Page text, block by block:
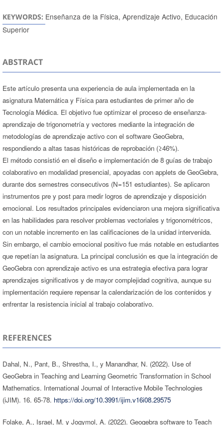
KEYWORDS: Enseñanza de la Física, Aprendizaje Activo, Educación
Superior
ABSTRACT
Este artículo presenta una experiencia de aula implementada en la
asignatura Matemática y Física para estudiantes de primer año de
Tecnología Médica. El objetivo fue optimizar el proceso de enseñanza-
aprendizaje de trigonometría y vectores mediante la integración de
metodologías de aprendizaje activo con el software GeoGebra,
respondiendo a altas tasas históricas de reprobación (≥46%).
El método consistió en el diseño e implementación de 8 guías de trabajo
colaborativo en modalidad presencial, apoyadas con applets de GeoGebra,
durante dos semestres consecutivos (N=151 estudiantes). Se aplicaron
instrumentos pre y post para medir logros de aprendizaje y disposición
emocional. Los resultados principales evidenciaron una mejora significativa
en las habilidades para resolver problemas vectoriales y trigonométricos,
con un notable incremento en las calificaciones de la unidad intervenida.
Sin embargo, el cambio emocional positivo fue más notable en estudiantes
que repetían la asignatura. La principal conclusión es que la integración de
GeoGebra con aprendizaje activo es una estrategia efectiva para lograr
aprendizajes significativos y de mayor complejidad cognitiva, aunque su
implementación requiere repensar la calendarización de los contenidos y
enfrentar la resistencia inicial al trabajo colaborativo.
REFERENCES
Dahal, N., Pant, B., Shrestha, I., y Manandhar, N. (2022). Use of
GeoGebra in Teaching and Learning Geometric Transformation in School
Mathematics. International Journal of Interactive Mobile Technologies
(iJIM). 16. 65-78. https://doi.org/10.3991/ijim.v16i08.29575
Folake, A., Israel, M. y Jogymol, A. (2022). Geogebra software to Teach